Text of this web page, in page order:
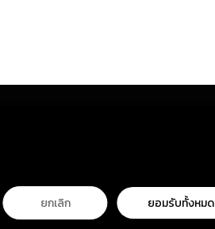
ยกเลิก ยอมรับทั้งหมด